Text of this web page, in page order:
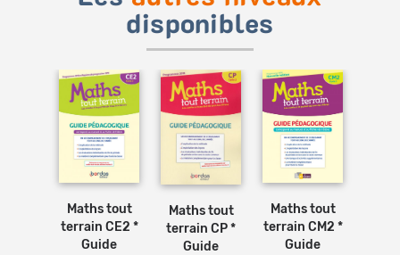
disponibles
Ajouter
au
Maths tout
terrain CE2 *
Guide
Ajouter
au
Maths tout
terrain CP *
Guide
Ajouter
au
Maths tout
terrain CM2 *
Guide